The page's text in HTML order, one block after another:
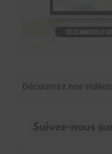
Découvrez nos vidéos